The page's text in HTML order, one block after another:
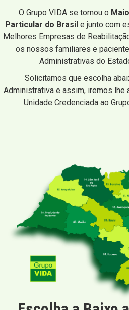
O Grupo VIDA se tornou o
Particular do Brasil e junto com
Melhores Empresas de
os nossos familiares e
Administrativas do
Solicitamos que escolha
Administrativa e assim, iremos lhe
Unidade Credenciada ao